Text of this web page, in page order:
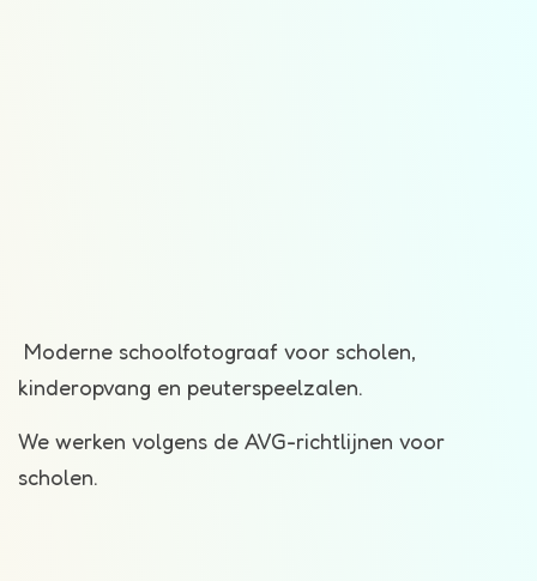
Moderne schoolfotograaf voor scholen,
kinderopvang en peuterspeelzalen.
We werken volgens de AVG-richtlijnen voor
scholen.